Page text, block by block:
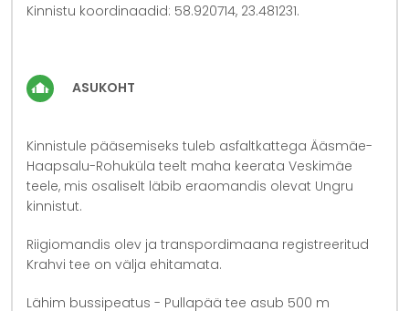
Kinnistu koordinaadid: 58.920714, 23.481231.
ASUKOHT
Kinnistule pääsemiseks tuleb asfaltkattega Ääsmäe-
Haapsalu-Rohuküla teelt maha keerata Veskimäe
teele, mis osaliselt läbib eraomandis olevat Ungru
kinnistut.
Riigiomandis olev ja transpordimaana registreeritud
Krahvi tee on välja ehitamata.
Lähim bussipeatus - Pullapää tee asub 500 m